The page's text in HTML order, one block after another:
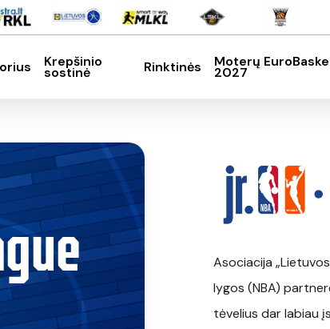
Krepšinio
sostinė Rinktinės Moterų
2027
Asociacija
lygos (NBA)
tėvelius dar labiau